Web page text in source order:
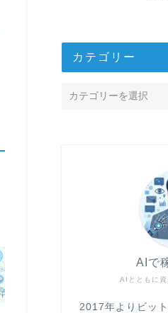
カテゴリー
AIとともに
AIで
2017年よりビッ